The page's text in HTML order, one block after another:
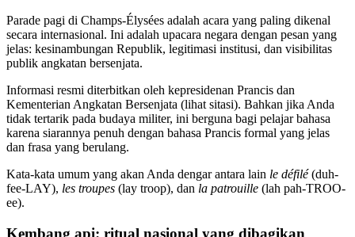
Parade pagi di Champs-Élysées adalah acara yang paling dikenal
secara internasional. Ini adalah upacara negara dengan pesan yang
jelas: kesinambungan Republik, legitimasi institusi, dan visibilitas
publik angkatan bersenjata.
Informasi resmi diterbitkan oleh kepresidenan Prancis dan
Kementerian Angkatan Bersenjata (lihat sitasi). Bahkan jika Anda
tidak tertarik pada budaya militer, ini berguna bagi pelajar bahasa
karena siarannya penuh dengan bahasa Prancis formal yang jelas
dan frasa yang berulang.
Kata-kata umum yang akan Anda dengar antara lain le défilé(duh-
fee-LAY), les troupes (lay troop), dan la patrouille (lah pah-TROO-
ee).
Kembang api: ritual nasional yang dibagikan